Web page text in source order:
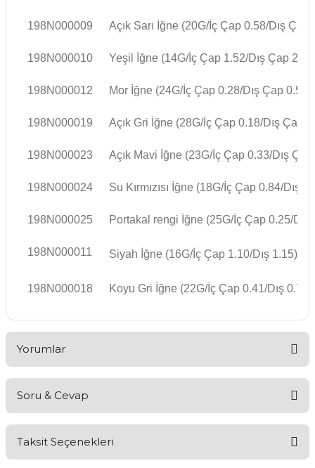
198N000009 Açık Sarı İğne (20G/İç Çap 0.58/Dış Çap
198N000010 Yeşil İğne (14G/İç Çap 1.52/Dış Çap 2.0)
198N000012 Mor İğne (24G/İç Çap 0.28/Dış Çap 0.55)
198N000019 Açık Gri İğne (28G/İç Çap 0.18/Dış Çap
198N000023 Açık Mavi İğne (23G/İç Çap 0.33/Dış
198N000024 Su Kırmızısı İğne (18G/İç Çap 0.84/Dış
198N000025 Portakal rengi İğne (25G/İç Çap 0.25/Dış
198N000011 Siyah İğne (16G/İç Çap 1.10/Dış 1.15)
198N000018 Koyu Gri İğne (22G/İç Çap 0.41/Dış 0.7)
Yorumlar
Yorum Yaz
Soru & Cevap
Taksit Seçenekleri